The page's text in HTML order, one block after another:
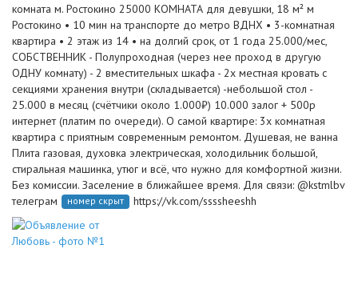
комната м. Ростокино 25000 КОМНАТА для девушки, 18 м² м
Ростокино • 10 мин на транспорте до метро ВДНХ • 3-комнатная
квартира • 2 этаж из 14 • на долгий срок, от 1 года 25.000/мес,
СОБСТВЕННИК - Полупроходная (через нее проход в другую
ОДНУ комнату) - 2 вместительных шкафа - 2х местная кровать с
секциями хранения внутри (складывается) -небольшой стол -
25.000 в месяц (счётчики около 1.000₽) 10.000 залог + 500р
интернет (платим по очереди). О самой квартире: 3х комнатная
квартира с приятным современным ремонтом. Душевая, не ванна
Плита газовая, духовка электрическая, холодильник большой,
стиральная машинка, утюг и всё, что нужно для комфортной жизни.
Без комиссии. Заселение в ближайшее время. Для связи: @kstmlbv
телеграм
номер скрыт https://vk.com/ssssheeshh